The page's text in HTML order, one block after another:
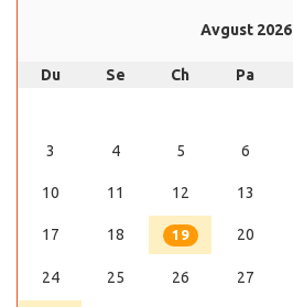
Avgust 2026
Du Se Ch Pa
3 4 5 6
10 11 12 13
17 18 19 20
24 25 26 27